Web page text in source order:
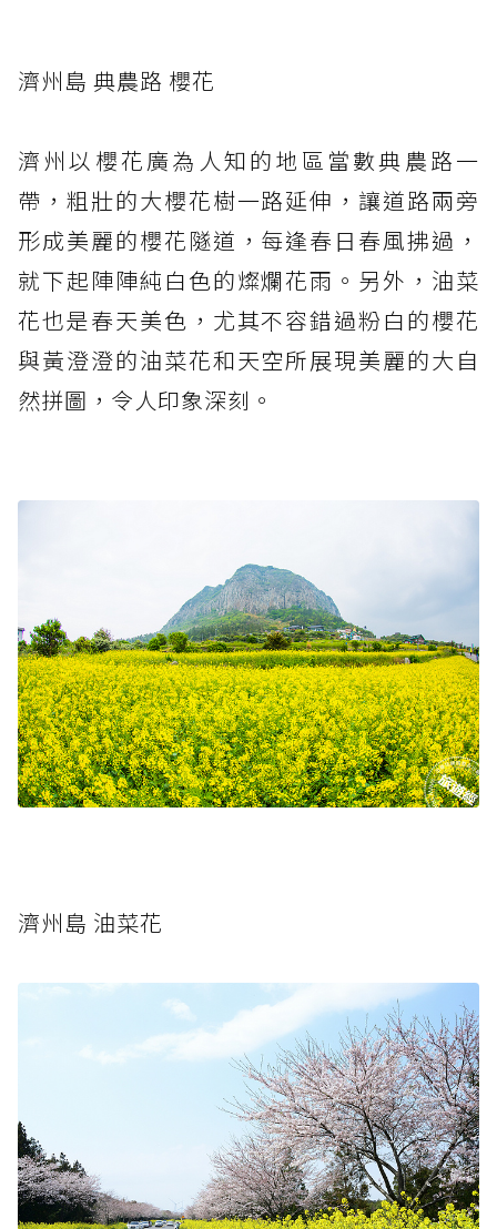
濟州島 典農路 櫻花
濟州以櫻花廣為人知的地區當數典農路一
帶，粗壯的大櫻花樹一路延伸，讓道路兩旁
形成美麗的櫻花隧道，每逢春日春風拂過，
就下起陣陣純白色的燦爛花雨。另外，油菜
花也是春天美色，尤其不容錯過粉白的櫻花
與黃澄澄的油菜花和天空所展現美麗的大自
然拼圖，令人印象深刻。
濟州島 油菜花